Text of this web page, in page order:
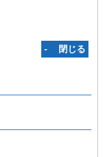
‐ 閉じる